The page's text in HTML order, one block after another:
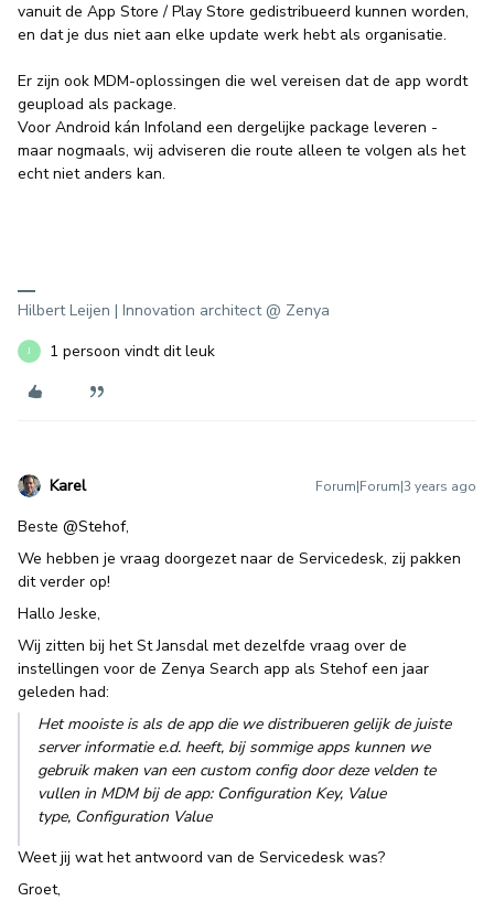
vanuit de App Store / Play Store gedistribueerd kunnen worden,
en dat je dus niet aan elke update werk hebt als organisatie.
Er zijn ook MDM-oplossingen die wel vereisen dat de app wordt
geupload als package.
Voor Android kán Infoland een dergelijke package leveren -
maar nogmaals, wij adviseren die route alleen te volgen als het
echt niet anders kan.
Hilbert Leijen | Innovation architect @ Zenya
J 1 persoon vindt dit leuk
Karel Forum|Forum|3 years ago
Beste @Stehof,
We hebben je vraag doorgezet naar de Servicedesk, zij pakken
dit verder op!
Hallo Jeske,
Wij zitten bij het St Jansdal met dezelfde vraag over de
instellingen voor de Zenya Search app als Stehof een jaar
geleden had:
Het mooiste is als de app die we distribueren gelijk de juiste
server informatie e.d. heeft, bij sommige apps kunnen we
gebruik maken van een custom config door deze velden te
vullen in MDM bij de app: Configuration Key, Value
type, Configuration Value
Weet jij wat het antwoord van de Servicedesk was?
Groet,